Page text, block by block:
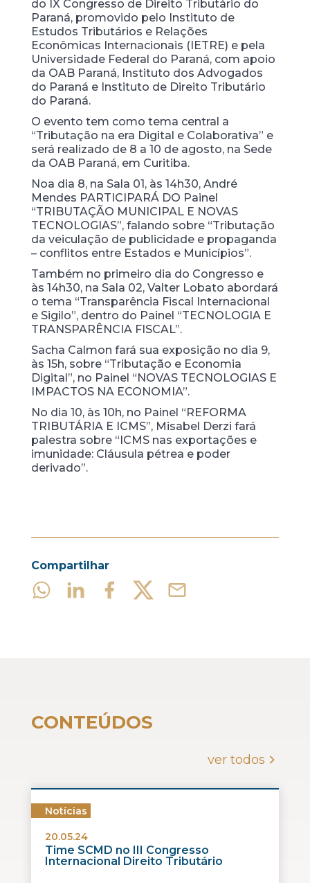
do IX Congresso de Direito Tributário do
Paraná, promovido pelo Instituto de
Estudos Tributários e Relações
Econômicas Internacionais (IETRE) e pela
Universidade Federal do Paraná, com apoio
da OAB Paraná, Instituto dos Advogados
do Paraná e Instituto de Direito Tributário
do Paraná.
O evento tem como tema central a
“Tributação na era Digital e Colaborativa” e
será realizado de 8 a 10 de agosto, na Sede
da OAB Paraná, em Curitiba.
Noa dia 8, na Sala 01, às 14h30, André
Mendes PARTICIPARÁ DO Painel
“TRIBUTAÇÃO MUNICIPAL E NOVAS
TECNOLOGIAS”, falando sobre “Tributação
da veiculação de publicidade e propaganda
– conflitos entre Estados e Municípios”.
Também no primeiro dia do Congresso e
às 14h30, na Sala 02, Valter Lobato abordará
o tema “Transparência Fiscal Internacional
e Sigilo”, dentro do Painel “TECNOLOGIA E
TRANSPARÊNCIA FISCAL”.
Sacha Calmon fará sua exposição no dia 9,
às 15h, sobre “Tributação e Economia
Digital”, no Painel “NOVAS TECNOLOGIAS E
IMPACTOS NA ECONOMIA”.
No dia 10, às 10h, no Painel “REFORMA
TRIBUTÁRIA E ICMS”, Misabel Derzi fará
palestra sobre “ICMS nas exportações e
imunidade: Cláusula pétrea e poder
derivado”.
Compartilhar
CONTEÚDOS
ver todos
Notícias
20.05.24
Time SCMD no III Congresso
Internacional Direito Tributário